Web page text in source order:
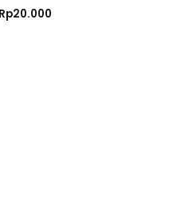
Rp20.000